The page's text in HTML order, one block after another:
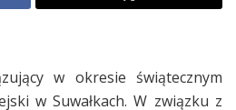
w okresie świątecznym
w Suwałkach. W związku z